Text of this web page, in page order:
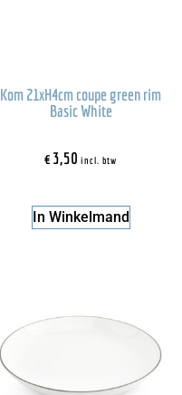
Kom 21xH4cm coupe green rim
Basic White
€3,50 incl. btw
In Winkelmand